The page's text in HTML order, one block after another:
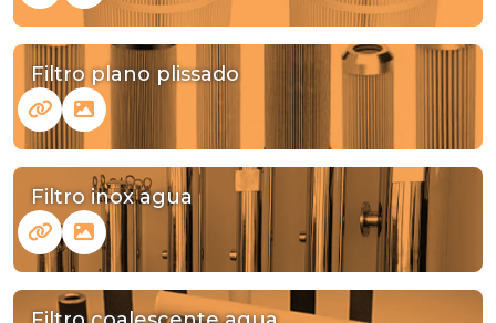
Filtro plano plissado
Filtro inox agua